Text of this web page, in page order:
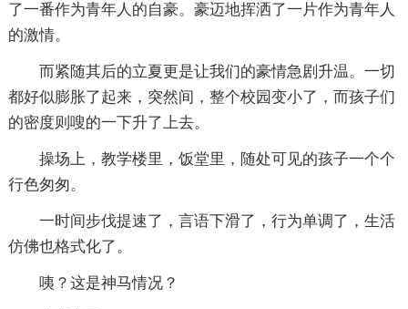
了一番作为青年人的自豪。豪迈地挥洒了一片作为青年人
的激情。
而紧随其后的立夏更是让我们的豪情急剧升温。一切
都好似膨胀了起来，突然间，整个校园变小了，而孩子们
的密度则嗖的一下升了上去。
操场上，教学楼里，饭堂里，随处可见的孩子一个个
行色匆匆。
一时间步伐提速了，言语下滑了，行为单调了，生活
仿佛也格式化了。
咦？这是神马情况？